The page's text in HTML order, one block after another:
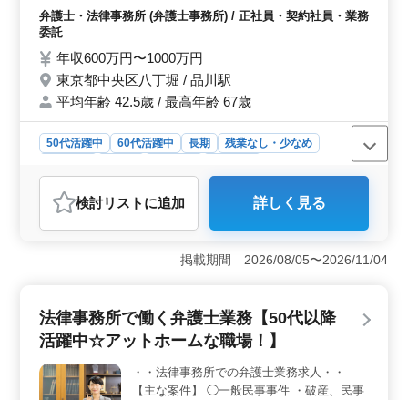
コンプライアンス業務など様々な業務に携われます。経
験を活かし、幅広い案件に関与できる独自性がありま
す。また、従業員数11人という少数精鋭の環境で、チー
ムワークを大切にする風土が醸成されています。
休み ・子育て中勤務時間相談可能 ・50歳以
も大歓迎！お気軽にご応募ください＾＾！
弁護士・法律事務所 (弁護士事務所) / 正社員・契約社員・業務
委託
年収600万円〜1000万円
東京都中央区八丁堀 / 品川駅
平均年齢 42.5歳 / 最高年齢 67歳
50代活躍中 60代活躍中 長期
残業なし・少なめ
おすすめポイント
＜働きやすさ＞ 法律事務所は土日祝休みで、子育て中
の方も相談可能な働きやすい環境です。また、勤務時間
も柔軟で、週2日から5日まで対応可能です。50歳以上の
ける職場です。 ＜仕事の幅広さ＞ 一般企業法務か
らM&amp;A、ファイナンス、規制法、知的財産権など、
専門分野だけでなく、新しい領域にも挑戦できる充実感
があります。経験を活かしながら、スキルをより高める
検討リスト に追加 詳しく見る
掲載期間 2026/08/05〜2026/11/04
法律事務所で働く弁護士業務【50代以降
活躍中☆アットホームな職場！】
・・法律事務所での弁護士業務求人・・
【主な案件】 ◯一般民事事件 ・破産、民事